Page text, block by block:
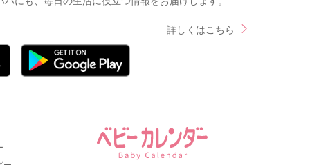
詳しくはこちら